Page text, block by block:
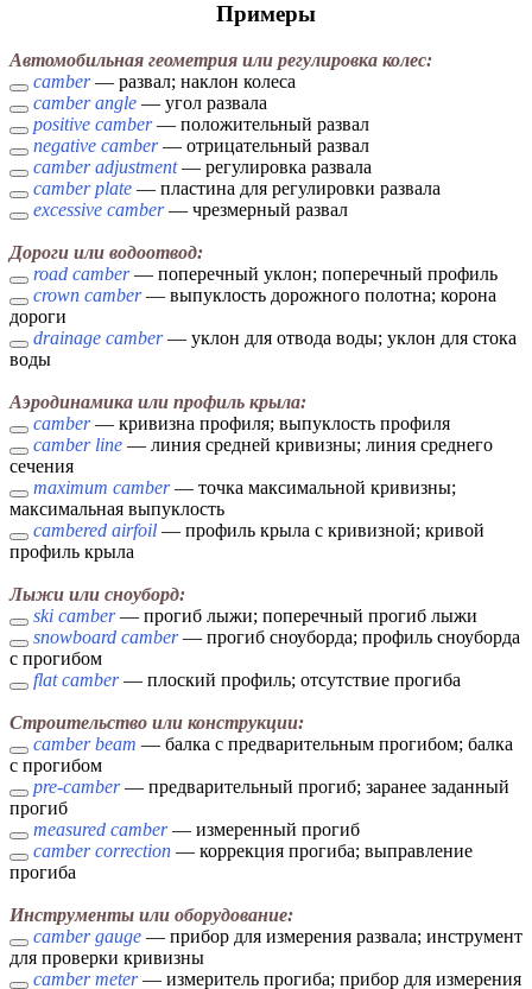
Примеры
Автомобильная геометрия или регулировка колес:
camber— развал; наклон колеса
camber angle — угол развала
positive camber— положительный развал
negative camber— отрицательный развал
camber adjustment— регулировка развала
camber plate — пластина для регулировки развала
excessive camber— чрезмерный развал
Дороги или водоотвод:
road camber— поперечный уклон; поперечный профиль
crown camber— выпуклость дорожного полотна; корона
дороги
drainage camber— уклон для отвода воды; уклон для стока
воды
Aэродинамика или профиль крыла:
camber— кривизна профиля; выпуклость профиля
camber line — линия средней кривизны; линия среднего
сечения
maximum camber— точка максимальной кривизны;
максимальная выпуклость
cambered airfoil — профиль крыла с кривизной; кривой
профиль крыла
Лыжи или сноуборд:
ski camber— прогиб лыжи; поперечный прогиб лыжи
snowboard camber— прогиб сноуборда; профиль сноуборда
с прогибом
flat camber— плоский профиль; отсутствие прогиба
Строительство или конструкции:
camber beam — балка с предварительным прогибом; балка
с прогибом
pre-camber— предварительный прогиб; заранее заданный
прогиб
measured camber— измеренный прогиб
camber correction — коррекция прогиба; выправление
прогиба
Инструменты или оборудование:
camber gauge — прибор для измерения развала; инструмент
для проверки кривизны
camber meter— измеритель прогиба; прибор для измерения